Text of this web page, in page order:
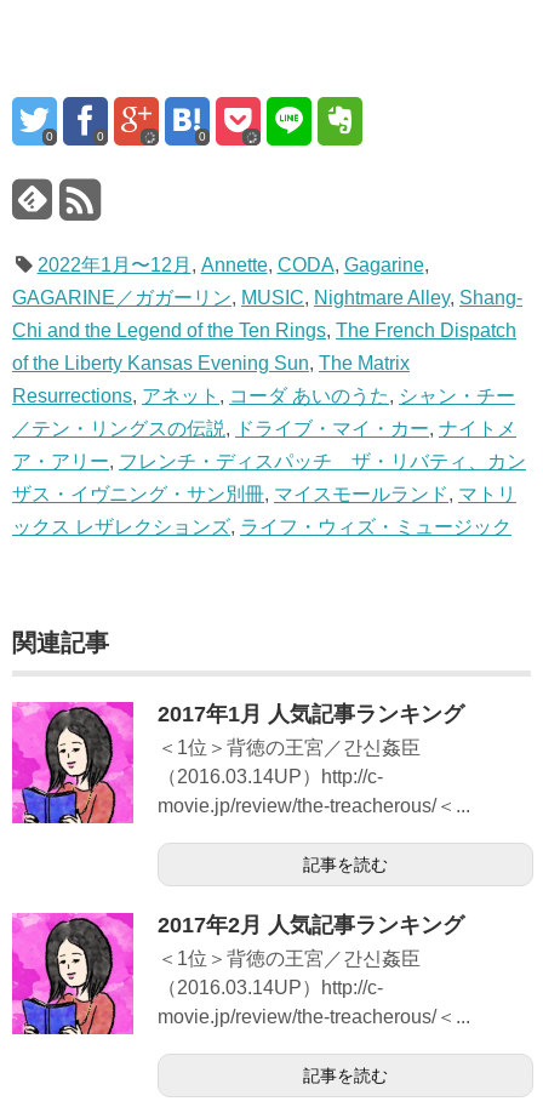
0 0 0
2022年1月〜12月 , Annette, CODA, Gagarine,
GAGARINE／ガガーリン, MUSIC, Nightmare Alley, Shang-
Chi and the Legend of the Ten Rings, The French Dispatch
of the Liberty Kansas Evening Sun, The Matrix
Resurrections, アネット , コーダ あいのうた, シャン・チー
／テン・リングスの伝説, ドライブ・マイ・カー, ナイトメ
ア・アリー, フレンチ・ディスパッチ ザ・リバティ、カン
ザス・イヴニング・サン別冊, マイスモールランド, マトリ
ックス レザレクションズ, ライフ・ウィズ・ミュージック
関連記事
2017年1月 人気記事ランキング
＜1位＞背徳の王宮／간신姦臣
（2016.03.14UP）http://c-
movie.jp/review/the-treacherous/＜...
記事を読む
2017年2月 人気記事ランキング
＜1位＞背徳の王宮／간신姦臣
（2016.03.14UP）http://c-
movie.jp/review/the-treacherous/＜...
記事を読む